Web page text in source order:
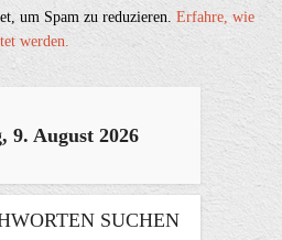
um Spam zu reduzieren.Erfahre, wie
werden.
9. August 2026
SUCHEN